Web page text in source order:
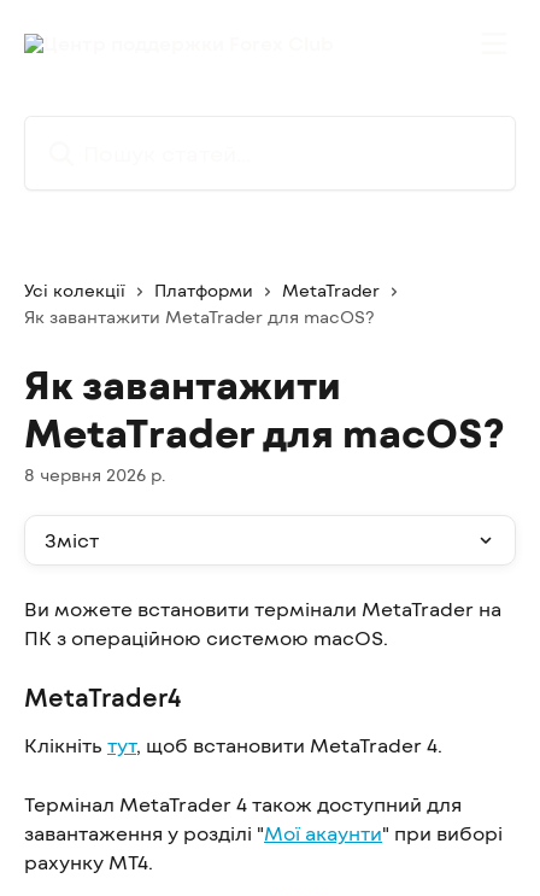
Усі колекції Платформи
MetaTrader
Як завантажити MetaTrader для macOS?
Як завантажити
MetaTrader для macOS?
8 червня 2026 р.
Зміст
Ви можете встановити термінали MetaTrader на
ПК з операційною системою macOS.
MetaTrader4
Клікніть тут, щоб встановити MetaTrader 4.
Термінал MetaTrader 4 також доступний для
завантаження у розділі "Мої акаунти" при виборі
рахунку MT4.